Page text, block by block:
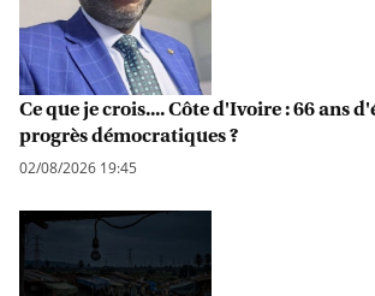
Ce que je crois.... Côte d'Ivoire : 66 ans
progrès démocratiques ?
02/08/2026 19:45